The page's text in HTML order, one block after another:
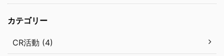
カテゴリー
CR活動 (4)